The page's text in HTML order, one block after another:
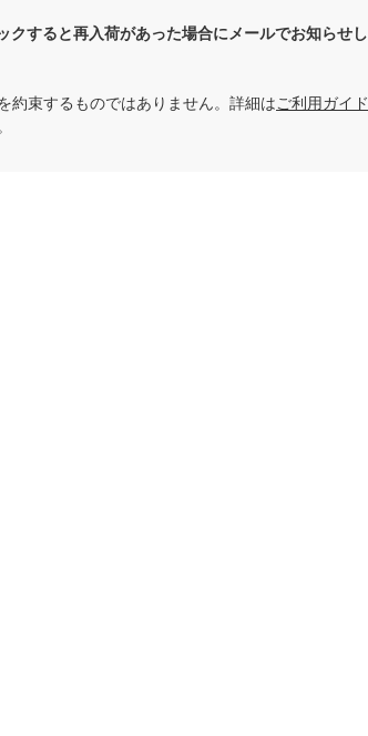
クすると再入荷があった場合にメールでお知らせし
約束するものではありません。詳細はご利用ガイド